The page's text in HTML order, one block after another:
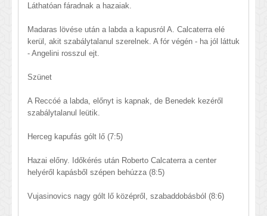
Láthatóan fáradnak a hazaiak.
Madaras lövése után a labda a kapusról A. Calcaterra elé
kerül, akit szabálytalanul szerelnek. A fór végén - ha jól láttuk
- Angelini rosszul ejt.
Szünet
A Reccóé a labda, előnyt is kapnak, de Benedek kezéről
szabálytalanul leütik.
Herceg kapufás gólt lő (7:5)
Hazai előny. Időkérés után Roberto Calcaterra a center
helyéről kapásből szépen behúzza (8:5)
Vujasinovics nagy gólt lő középről, szabaddobásból (8:6)